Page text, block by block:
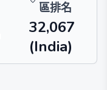
區排名
32,067
(India)